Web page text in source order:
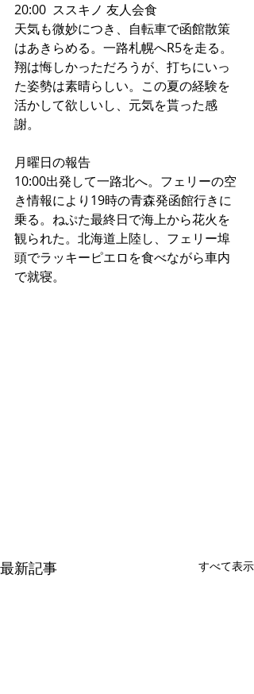
20:00  ススキノ 友人会食
天気も微妙につき、自転車で函館散策
はあきらめる。一路札幌へR5を走る。
翔は悔しかっただろうが、打ちにいっ
た姿勢は素晴らしい。この夏の経験を
活かして欲しいし、元気を貰った感
謝。
月曜日の報告
10:00出発して一路北へ。フェリーの空
き情報により19時の青森発函館行きに
乗る。ねぷた最終日で海上から花火を
観られた。北海道上陸し、フェリー埠
頭でラッキーピエロを食べながら車内
で就寝。
最新記事 すべて表示